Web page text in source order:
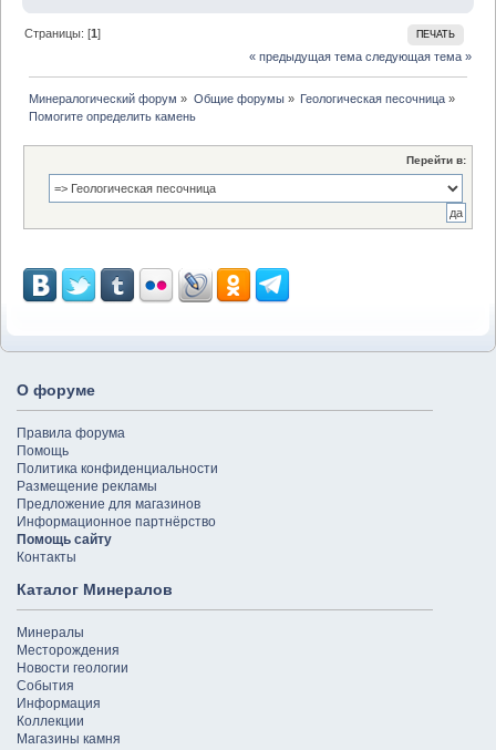
ПЕЧАТЬ
Страницы: [1]
« предыдущая тема следующая тема »
Минералогический форум » Общие форумы» Геологическая песочница»
Помогите определить камень
Перейти в:
О форуме
Правила форума
Помощь
Политика конфиденциальности
Размещение рекламы
Предложение для магазинов
Информационное партнёрство
Помощь сайту
Контакты
Каталог Минералов
Минералы
Месторождения
Новости геологии
События
Информация
Коллекции
Магазины камня